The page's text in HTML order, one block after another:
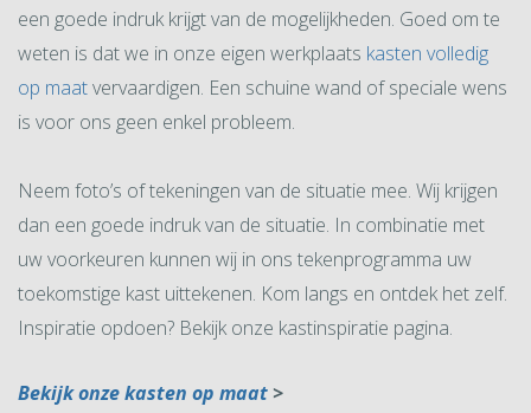
een goede indruk krijgt van de mogelijkheden. Goed om te
weten is dat we in onze eigen werkplaats kasten volledig
op maatvervaardigen. Een schuine wand of speciale wens
is voor ons geen enkel probleem.
Neem foto’s of tekeningen van de situatie mee. Wij krijgen
dan een goede indruk van de situatie. In combinatie met
uw voorkeuren kunnen wij in ons tekenprogramma uw
toekomstige kast uittekenen. Kom langs en ontdek het zelf.
Inspiratie opdoen? Bekijk onze kastinspiratie pagina.
Bekijk onze kasten op maat >